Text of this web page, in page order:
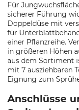
Für
sicherer Führung
Doppeldüse mit
für
einer Pflanzreihe.
in größeren Höhen
aus dem Sortiment
mit 7 ausziehbaren
Eignung zum
Anschlüsse